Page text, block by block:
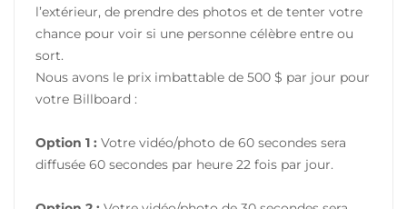
l’extérieur, de prendre des photos et de tenter votre
chance pour voir si une personne célèbre entre ou
sort.
Nous avons le prix imbattable de 500 $ par jour pour
votre Billboard :
Option 1 : Votre vidéo/photo de 60 secondes sera
diffusée 60 secondes par heure 22 fois par jour.